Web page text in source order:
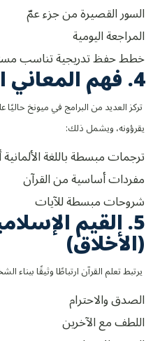
السور القصيرة من جزء عمّ
المراجعة اليومية
خطط حفظ تدريجية تناسب
4. فهم المعاني الأساسية
تركز العديد من البرامج في ميونخ
يقرؤونه، ويشمل ذلك:
ترجمات مبسطة باللغة الألمانية
مفردات أساسية من القرآن
شروحات مبسطة للآيات
5. القيم
(الأخلاق)
يرتبط تعلم القرآن ارتباطًا وثيقًا ببناء
الصدق والاحترام
اللطف مع الآخرين